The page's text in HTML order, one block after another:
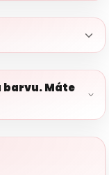
barvu. Máte